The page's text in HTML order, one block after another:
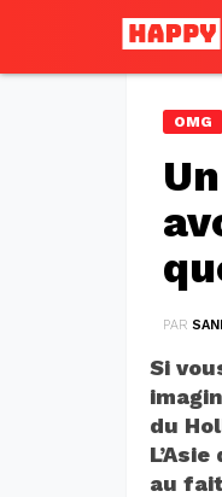
OMG
PAR
Si
du
au